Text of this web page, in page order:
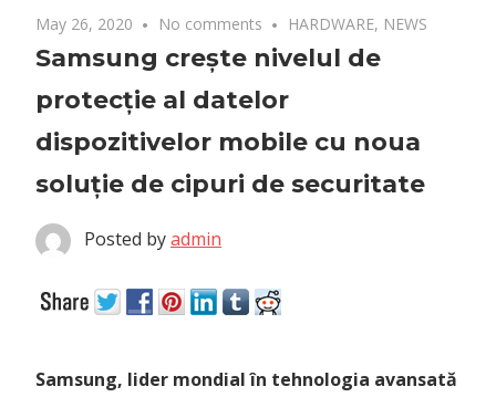
May 26, 2020 No comments HARDWARE, NEWS
Samsung crește nivelul de
protecție al datelor
dispozitivelor mobile cu noua
soluție de cipuri de securitate
Posted byadmin
Samsung, lider mondial în tehnologia avansată